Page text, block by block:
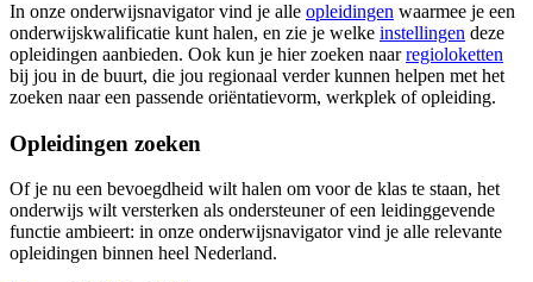
In onze onderwijsnavigator vind je alle opleidingen waarmee je een
onderwijskwalificatie kunt halen, en zie je welke instellingen deze
opleidingen aanbieden. Ook kun je hier zoeken naarregioloketten
bij jou in de buurt, die jou regionaal verder kunnen helpen met het
zoeken naar een passende oriëntatievorm, werkplek of opleiding.
Opleidingen zoeken
Of je nu een bevoegdheid wilt halen om voor de klas te staan, het
onderwijs wilt versterken als ondersteuner of een leidinggevende
functie ambieert: in onze onderwijsnavigator vind je alle relevante
opleidingen binnen heel Nederland.